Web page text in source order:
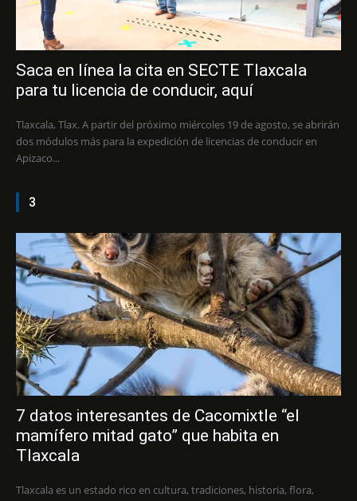
Saca en línea la cita en SECTE Tlaxcala
para tu licencia de conducir, aquí
Tlaxcala, Tlax. A partir del próximo miércoles 19 de agosto, se abrirán
dos módulos más para la expedición de licencias de conducir en
Apizaco...
3
7 datos interesantes de Cacomixtle “el
mamífero mitad gato” que habita en
Tlaxcala
Tlaxcala es un estado rico en cultura, tradiciones, historia, flora,